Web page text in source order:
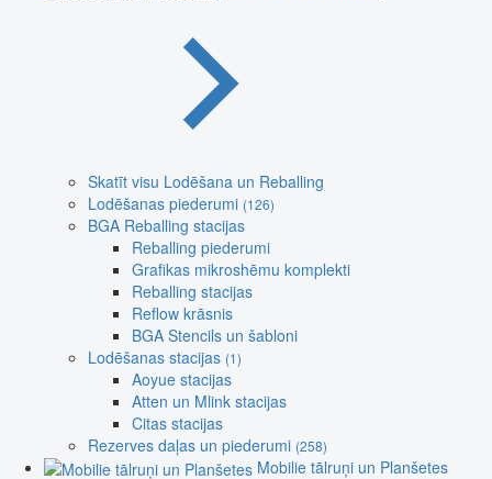
Skatīt visu Lodēšana un Reballing
Lodēšanas piederumi (126)
BGA Reballing stacijas
Reballing piederumi
Grafikas mikroshēmu komplekti
Reballing stacijas
Reflow krāsnis
BGA Stencils un šabloni
Lodēšanas stacijas (1)
Aoyue stacijas
Atten un Mlink stacijas
Citas stacijas
Rezerves daļas un piederumi (258)
Mobilie tālruņi un Planšetes